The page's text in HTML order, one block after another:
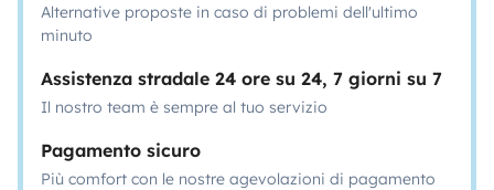
Alternative proposte in caso di problemi dell'ultimo
minuto
Assistenza stradale 24 ore su 24, 7 giorni su 7
Il nostro team è sempre al tuo servizio
Pagamento sicuro
Più comfort con le nostre agevolazioni di pagamento